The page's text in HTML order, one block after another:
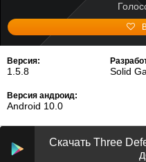
Версия:
1.5.8 Solid
Версия андроид:
Android 10.0
Скачать Three